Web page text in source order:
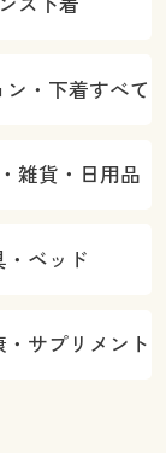
ン・下着すべて
雑貨・日用品
・ベッド
サプリメント